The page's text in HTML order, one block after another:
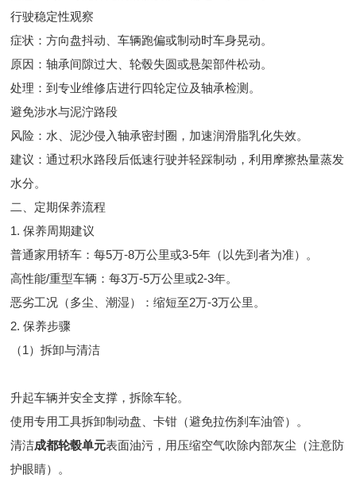
行驶稳定性观察
症状：方向盘抖动、车辆跑偏或制动时车身晃动。
原因：轴承间隙过大、轮毂失圆或悬架部件松动。
处理：到专业维修店进行四轮定位及轴承检测。
避免涉水与泥泞路段
风险：水、泥沙侵入轴承密封圈，加速润滑脂乳化失效。
建议：通过积水路段后低速行驶并轻踩制动，利用摩擦热量蒸发
水分。
二、定期保养流程
1. 保养周期建议
普通家用轿车：每5万-8万公里或3-5年（以先到者为准）。
高性能/重型车辆：每3万-5万公里或2-3年。
恶劣工况（多尘、潮湿）：缩短至2万-3万公里。
2. 保养步骤
（1）拆卸与清洁
升起车辆并安全支撑，拆除车轮。
使用专用工具拆卸制动盘、卡钳（避免拉伤刹车油管）。
清洁成都轮毂单元表面油污，用压缩空气吹除内部灰尘（注意防
护眼睛）。